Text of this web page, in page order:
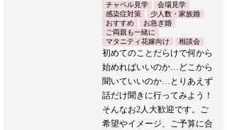
チャペル見学
会場見学
感染症対策
少人数・家族婚
おすすめ
お急ぎ婚
ご両親も一緒に
マタニティ花嫁向け
相談会
初めてのことだらけで何から
始めればいいのか…どこから
聞いていいのか…とりあえず
話だけ聞きに行ってみよう！
そんなお2人大歓迎です。ご
希望やイメージ、ご予算に合